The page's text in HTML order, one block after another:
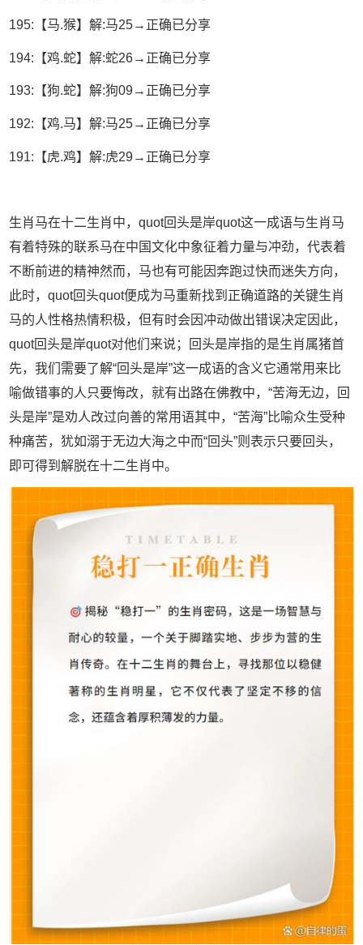
195:【马.猴】解:马25→正确已分享
194:【鸡.蛇】解:蛇26→正确已分享
193:【狗.蛇】解:狗09→正确已分享
192:【鸡.马】解:马25→正确已分享
191:【虎.鸡】解:虎29→正确已分享
生肖马在十二生肖中，quot回头是岸quot这一成语与生肖马
有着特殊的联系马在中国文化中象征着力量与冲劲，代表着
不断前进的精神然而，马也有可能因奔跑过快而迷失方向，
此时，quot回头quot便成为马重新找到正确道路的关键生肖
马的人性格热情积极，但有时会因冲动做出错误决定因此，
quot回头是岸quot对他们来说；回头是岸指的是生肖属猪首
先，我们需要了解“回头是岸”这一成语的含义它通常用来比
喻做错事的人只要悔改，就有出路在佛教中，“苦海无边，回
头是岸”是劝人改过向善的常用语其中，“苦海”比喻众生受种
种痛苦，犹如溺于无边大海之中而“回头”则表示只要回头，
即可得到解脱在十二生肖中。